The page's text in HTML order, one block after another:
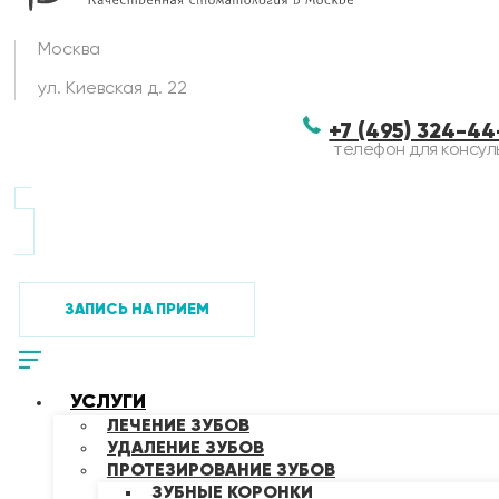
Москва
ул. Киевская д. 22
+7 (495) 324-
телефон для
ЗАПИСЬ НА ПРИЕМ
УСЛУГИ
ЛЕЧЕНИЕ ЗУБОВ
УДАЛЕНИЕ ЗУБОВ
ПРОТЕЗИРОВАНИЕ ЗУБОВ
ЗУБНЫЕ КОРОНКИ